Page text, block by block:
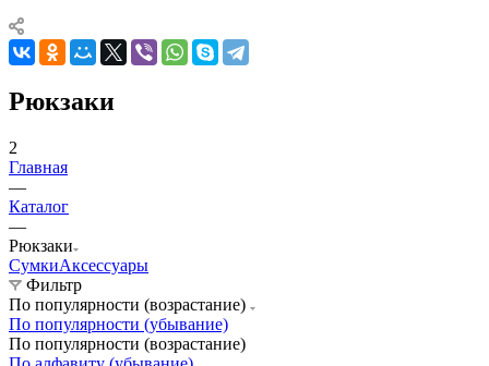
Рюкзаки
2
Главная
—
Каталог
—
Рюкзаки
СумкиАксессуары
Фильтр
По популярности (возрастание)
По популярности (убывание)
По популярности (возрастание)